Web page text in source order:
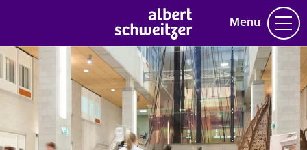
Menu
Homepage
Praktische informatie
Specialismen
Werken en leren